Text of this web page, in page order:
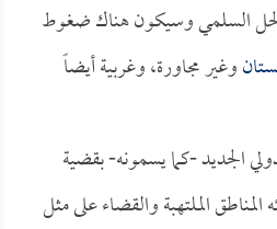
السلمي وسيكون هناك ضغوط
وغير مجاورة، وغربية أيضاً
الجديد -كما يسمونه- بقضية
المناطق الملتهبة والقضاء على مثل